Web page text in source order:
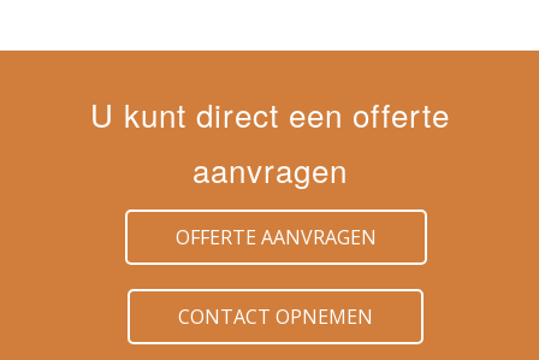
U kunt direct een offerte
aanvragen
OFFERTE AANVRAGEN
CONTACT OPNEMEN